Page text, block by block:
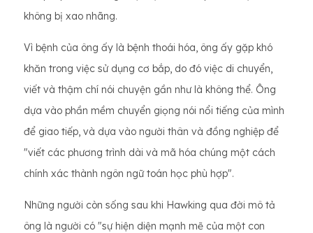
không bị xao nhãng.
Vì bệnh của ông ấy là bệnh thoái hóa, ông ấy gặp khó
khăn trong việc sử dụng cơ bắp, do đó việc di chuyển,
viết và thậm chí nói chuyện gần như là không thể. Ông
dựa vào phần mềm chuyển giọng nói nổi tiếng của mình
để giao tiếp, và dựa vào người thân và đồng nghiệp để
"viết các phương trình dài và mã hóa chúng một cách
chính xác thành ngôn ngữ toán học phù hợp".
Những người còn sống sau khi Hawking qua đời mô tả
ông là người có "sự hiện diện mạnh mẽ của một con